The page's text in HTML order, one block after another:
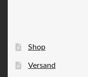
Shop
Versand